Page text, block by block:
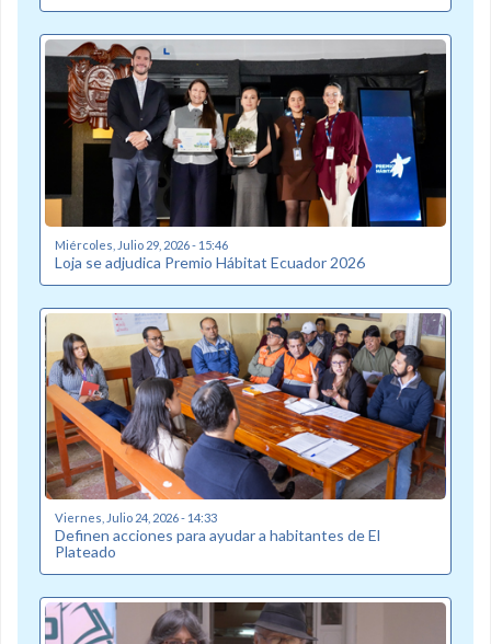
Miércoles, Julio 29, 2026 - 15:46
Loja se adjudica Premio Hábitat Ecuador 2026
Viernes, Julio 24, 2026 - 14:33
Definen acciones para ayudar a habitantes de El
Plateado